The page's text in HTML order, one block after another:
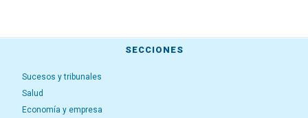
SECCIONES
Sucesos y tribunales
Salud
Economía y empresa